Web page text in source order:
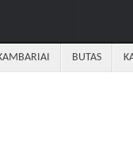
BUTAS